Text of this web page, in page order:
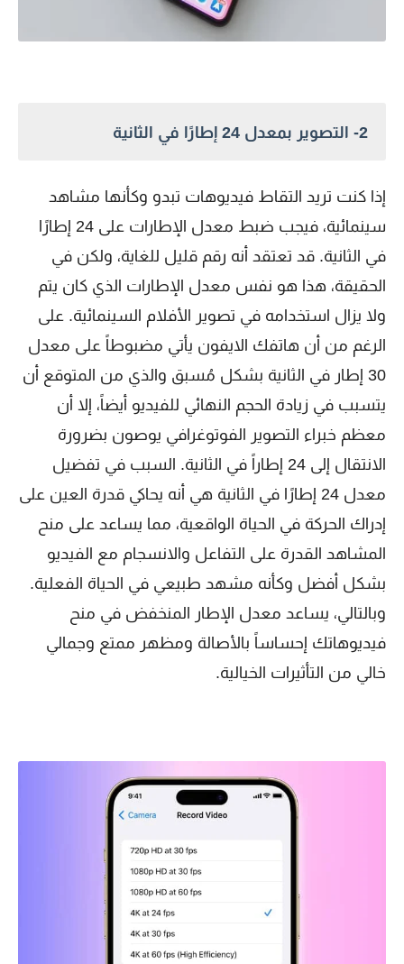
2- التصوير بمعدل 24 إطارًا في الثانية
إذا كنت تريد التقاط فيديوهات تبدو وكأنها مشاهد
سينمائية، فيجب ضبط معدل الإطارات على 24 إطارًا
في الثانية. قد تعتقد أنه رقم قليل للغاية، ولكن في
الحقيقة، هذا هو نفس معدل الإطارات الذي كان يتم
ولا يزال استخدامه في تصوير الأفلام السينمائية. على
الرغم من أن هاتفك الايفون يأتي مضبوطاً على معدل
30 إطار في الثانية بشكل مُسبق والذي من المتوقع أن
يتسبب في زيادة الحجم النهائي للفيديو أيضاً، إلا أن
معظم خبراء التصوير الفوتوغرافي يوصون بضرورة
الانتقال إلى 24 إطاراً في الثانية. السبب في تفضيل
معدل 24 إطارًا في الثانية هي أنه يحاكي قدرة العين على
إدراك الحركة في الحياة الواقعية، مما يساعد على منح
المشاهد القدرة على التفاعل والانسجام مع الفيديو
بشكل أفضل وكأنه مشهد طبيعي في الحياة الفعلية.
وبالتالي، يساعد معدل الإطار المنخفض في منح
فيديوهاتك إحساساً بالأصالة ومظهر ممتع وجمالي
خالي من التأثيرات الخيالية.